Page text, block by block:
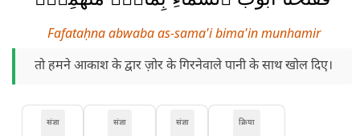
Fafataḥna abwaba as-sama'i bima'in munhamir
तो हमने आकाश के द्वार ज़ोर के गिरनेवाले पानी के साथ खोल दिए।
क्रिया
संज्ञा
संज्ञा
संज्ञा